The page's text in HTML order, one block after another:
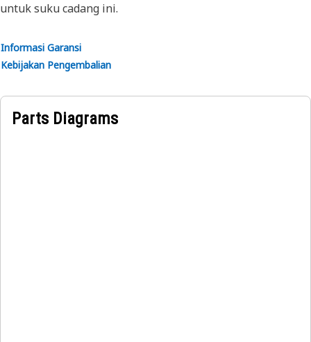
untuk suku cadang ini.
Informasi Garansi
Kebijakan Pengembalian
Parts Diagrams